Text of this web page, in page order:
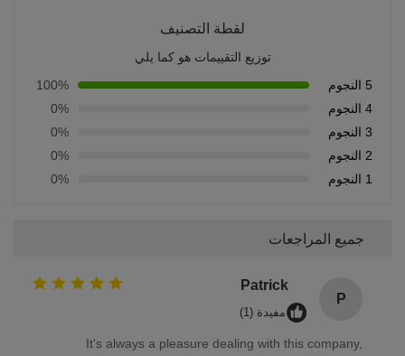
لقطة التصنيف
توزيع التقييمات هو كما يلي
5 النجوم
100%
4 النجوم
0%
3 النجوم
0%
2 النجوم
0%
1 النجوم
0%
جميع المراجعات
P
Patrick
مفيدة (1)
It's always a pleasure dealing with this company,